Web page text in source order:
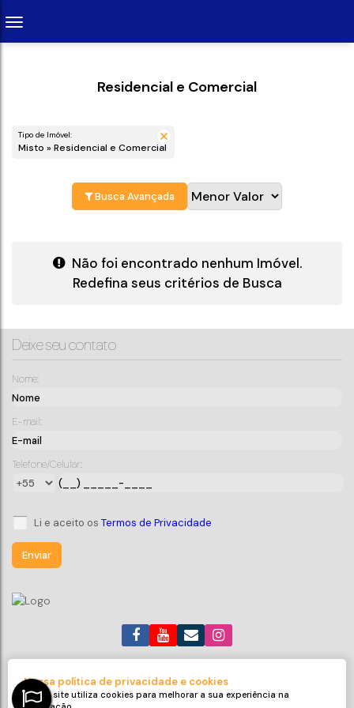
Nossa política de privacidade e cookies
Nosso site utiliza cookies para melhorar a sua experiência na
Residencial e Comercial
Tipo de Imóvel:
Misto » Residencial e Comercial
Busca Avançada
Não foi encontrado nenhum Imóvel.
Redefina seus critérios de Busca
Deixe seu contato
Nome:
E-mail:
Telefone/Celular:
Li e aceito os Termos de Privacidade
(47) 99705-6188
roneijaciel.imoveis@gmail.com
Avenida Emanuel Pinto, 311, Sala 32 Centro Balneário Piçarras